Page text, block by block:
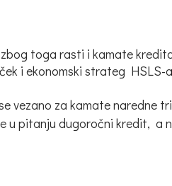
toga rasti i kamate
i ekonomski strateg HSLS-
vezano za kamate naredne
u pitanju dugoročni kredit, a